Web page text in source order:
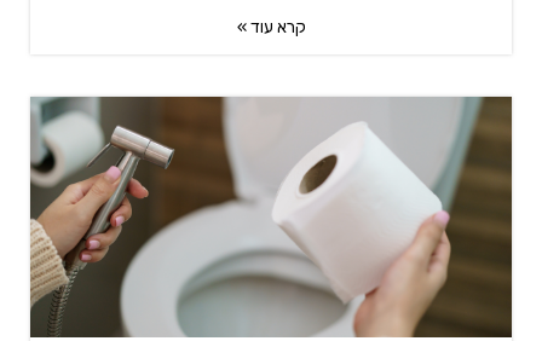
קרא עוד »